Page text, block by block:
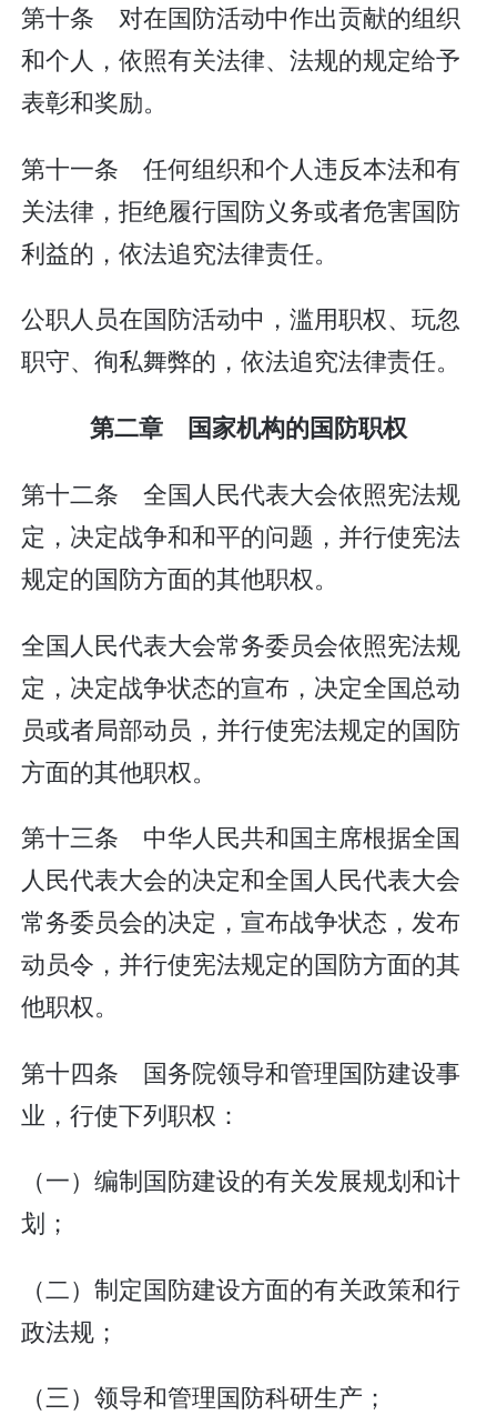
第十条 对在国防活动中作出贡献的组织
和个人，依照有关法律、法规的规定给予
表彰和奖励。
第十一条 任何组织和个人违反本法和有
关法律，拒绝履行国防义务或者危害国防
利益的，依法追究法律责任。
公职人员在国防活动中，滥用职权、玩忽
职守、徇私舞弊的，依法追究法律责任。
第二章 国家机构的国防职权
第十二条 全国人民代表大会依照宪法规
定，决定战争和和平的问题，并行使宪法
规定的国防方面的其他职权。
全国人民代表大会常务委员会依照宪法规
定，决定战争状态的宣布，决定全国总动
员或者局部动员，并行使宪法规定的国防
方面的其他职权。
第十三条 中华人民共和国主席根据全国
人民代表大会的决定和全国人民代表大会
常务委员会的决定，宣布战争状态，发布
动员令，并行使宪法规定的国防方面的其
他职权。
第十四条 国务院领导和管理国防建设事
业，行使下列职权：
（一）编制国防建设的有关发展规划和计
划；
（二）制定国防建设方面的有关政策和行
政法规；
（三）领导和管理国防科研生产；